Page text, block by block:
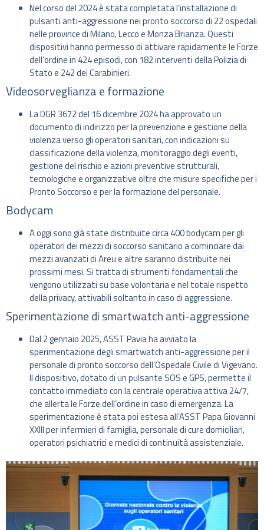
Nel corso del 2024 è stata completata l’installazione di
pulsanti anti-aggressione nei pronto soccorso di 22 ospedali
nelle province di Milano, Lecco e Monza Brianza. Questi
dispositivi hanno permesso di attivare rapidamente le Forze
dell’ordine in 424 episodi, con 182 interventi della Polizia di
Stato e 242 dei Carabinieri.
Videosorveglianza e formazione
La DGR 3672 del 16 dicembre 2024 ha approvato un
documento di indirizzo per la prevenzione e gestione della
violenza verso gli operatori sanitari, con indicazioni su
classificazione della violenza, monitoraggio degli eventi,
gestione del rischio e azioni preventive strutturali,
tecnologiche e organizzative oltre che misure specifiche per i
Pronto Soccorso e per la formazione del personale.
Bodycam
A oggi sono già state distribuite circa 400 bodycam per gli
operatori dei mezzi di soccorso sanitario a cominciare dai
mezzi avanzati di Areu e altre saranno distribuite nei
prossimi mesi. Si tratta di strumenti fondamentali che
vengono utilizzati su base volontaria e nel totale rispetto
della privacy, attivabili soltanto in caso di aggressione.
Sperimentazione di smartwatch anti-aggressione
Dal 2 gennaio 2025, ASST Pavia ha avviato la
sperimentazione degli smartwatch anti-aggressione per il
personale di pronto soccorso dell’Ospedale Civile di Vigevano.
Il dispositivo, dotato di un pulsante SOS e GPS, permette il
contatto immediato con la centrale operativa attiva 24/7,
che allerta le Forze dell’ordine in caso di emergenza. La
sperimentazione è stata poi estesa all’ASST Papa Giovanni
XXIII per infermieri di famiglia, personale di cure domiciliari,
operatori psichiatrici e medici di continuità assistenziale.